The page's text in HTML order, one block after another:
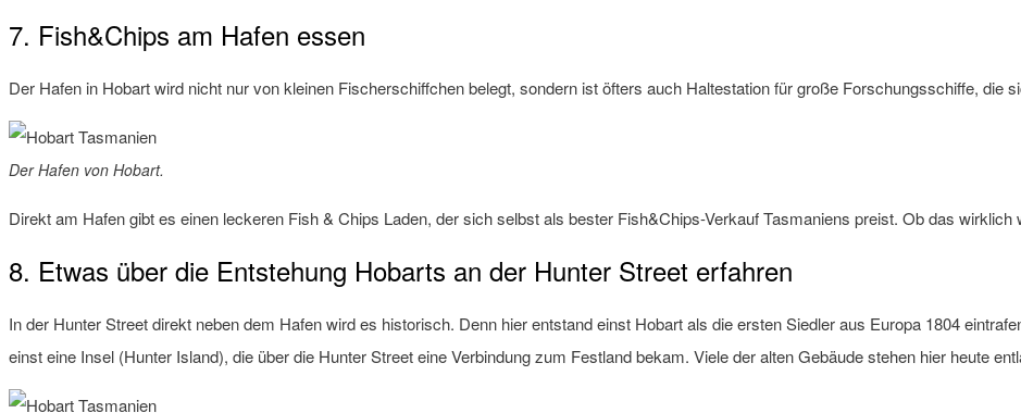
7. Fish&Chips am Hafen essen
Der Hafen in Hobart wird nicht nur von kleinen Fischerschiffchen belegt, sondern ist öfters auch Haltestation für große Forschungsschiffe, die
Der Hafen von Hobart.
Direkt am Hafen gibt es einen leckeren Fish & Chips Laden, der sich selbst als bester Fish&Chips-Verkauf Tasmaniens preist. Ob das
8. Etwas über die Entstehung Hobarts an der Hunter Street erfahren
In der Hunter Street direkt neben dem Hafen wird es historisch. Denn hier entstand einst Hobart als die ersten Siedler aus Europa 1804
einst eine Insel (Hunter Island), die über die Hunter Street eine Verbindung zum Festland bekam. Viele der alten Gebäude stehen hier heute